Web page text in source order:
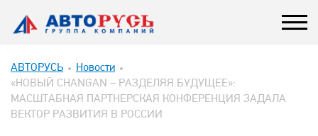
АВТОРУСЬ
Новости
«НОВЫЙ CHANGAN – РАЗДЕЛЯЯ БУДУЩЕЕ»:
МАСШТАБНАЯ ПАРТНЕРСКАЯ КОНФЕРЕНЦИЯ ЗАДАЛА
ВЕКТОР РАЗВИТИЯ В РОССИИ